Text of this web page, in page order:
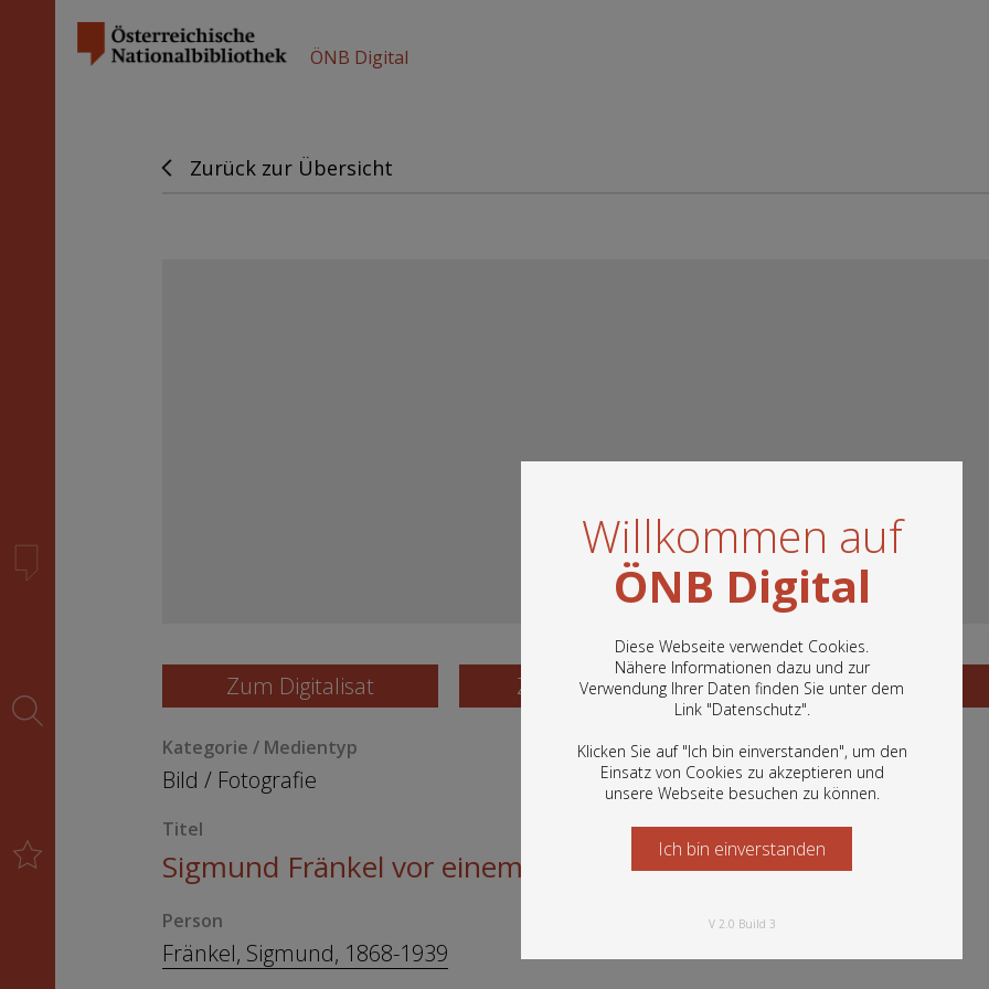
Willkommen auf
ÖNB Digital
Diese Webseite verwendet Cookies.
Nähere Informationen dazu und zur
Verwendung Ihrer Daten finden Sie unter dem
Link "Datenschutz".
Klicken Sie auf "Ich bin einverstanden", um den
Einsatz von Cookies zu akzeptieren und
unsere Webseite besuchen zu können.
In diesem Portal finden Sie die digitalen
Bestände der Österreichischen
Grafiken und vieles mehr.
Ich bin einverstanden
Starten Sie jetzt
V 2.0 Build 3
ÖNB Digital
Zurück zur Übersicht
Zum Digitalisat Zum Katalogisat Zur Vorschau
Kategorie / Medientyp
Bild / Fotografie
Titel
Sigmund Fränkel vor einem Tafel
Person
Fränkel, Sigmund, 1868-1939